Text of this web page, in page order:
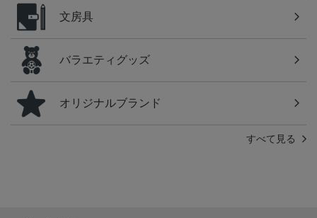
文房具
バラエティグッズ
オリジナルブランド
すべて見る